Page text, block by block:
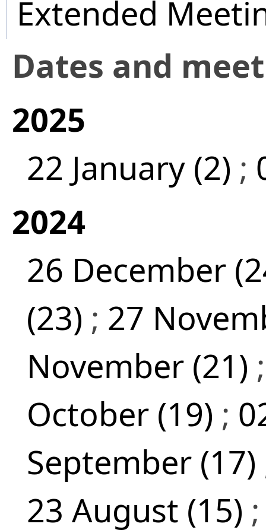
Extended
Dates and
2025
22 January (2) ;
2024
26 December
(23) ; 27
November (21)
October (19) ;
September (17)
23 August (15)